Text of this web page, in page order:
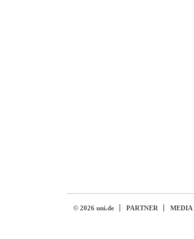
© 2026 uni.de PARTNER MEDIA